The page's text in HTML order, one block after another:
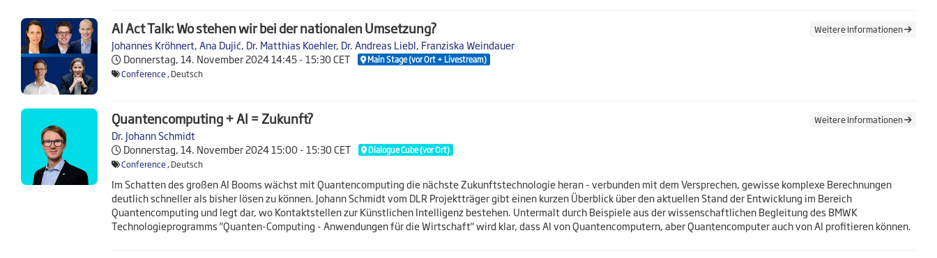
AI Act Talk: Wo stehen wir bei der nationalen Umsetzung?
Johannes Kröhnert,Ana Dujić, Dr. Matthias Koehler, Dr. Andreas Liebl, Franziska Weindauer
Donnerstag, 14. November 202414:45 - 15:30 CET Main Stage (vor Ort + Livestream)
Conference, Deutsch
Weitere Informationen
Quantencomputing + AI = Zukunft?
Dr. Johann Schmidt
Donnerstag, 14. November 202415:00 - 15:30 CET Dialogue Cube (vor Ort)
Conference, Deutsch
Weitere Informationen
Im Schatten des großen AI Booms wächst mit Quantencomputing die nächste Zukunftstechnologie heran - verbunden mit dem Versprechen, gewisse komplexe Berechnungen
deutlich schneller als bisher lösen zu können. Johann Schmidt vom DLR Projektträger gibt einen kurzen Überblick über den aktuellen Stand der Entwicklung im Bereich
Quantencomputing und legt dar, wo Kontaktstellen zur Künstlichen Intelligenz bestehen. Untermalt durch Beispiele aus der wissenschaftlichen Begleitung des BMWK
Technologieprogramms "Quanten-Computing - Anwendungen für die Wirtschaft" wird klar, dass AI von Quantencomputern, aber Quantencomputer auch von AI profitieren können.